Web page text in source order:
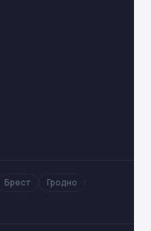
Брест
Гродно